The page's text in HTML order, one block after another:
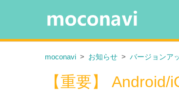
moconavi お知らせ バージョンア
【重要】